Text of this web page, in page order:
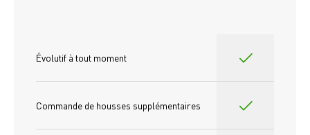
Évolutif à tout moment
Commande de housses supplémentaires